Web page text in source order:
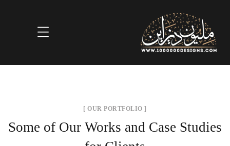
[ OUR PORTFOLIO ]
Some of Our Works and Case Studies